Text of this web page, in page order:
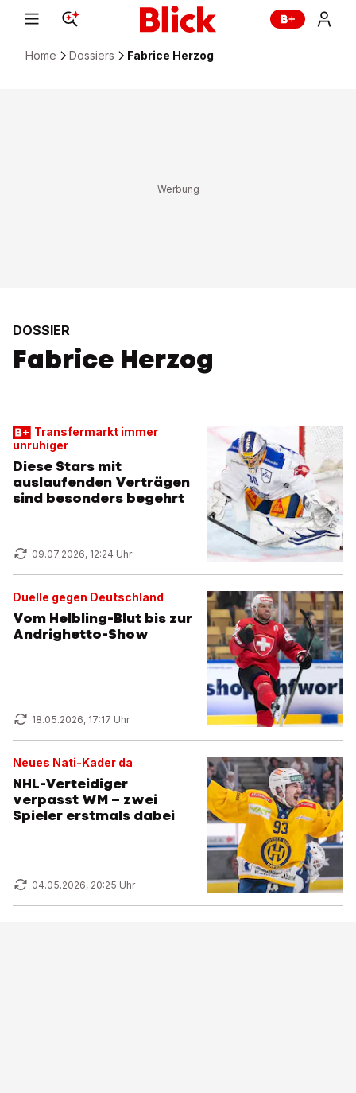
Home Dossiers Fabrice Herzog
DOSSIER
Fabrice Herzog
Transfermarkt immer
unruhiger
Diese Stars mit
auslaufenden Verträgen
sind besonders begehrt
09.07.2026, 12:24 Uhr
Duelle gegen Deutschland
Vom Helbling-Blut bis zur
Andrighetto-Show
18.05.2026, 17:17 Uhr
Neues Nati-Kader da
NHL-Verteidiger
verpasst WM – zwei
Spieler erstmals dabei
04.05.2026, 20:25 Uhr